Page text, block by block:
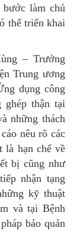
làm chủ
thể triển khai
– Trưởng
Trung ương
dụng công
ghép thận tại
những thách
nêu rõ các
là hạn chế về
bị cũng như
nhận tạng
kỹ thuật
và tại Bệnh
bảo quản